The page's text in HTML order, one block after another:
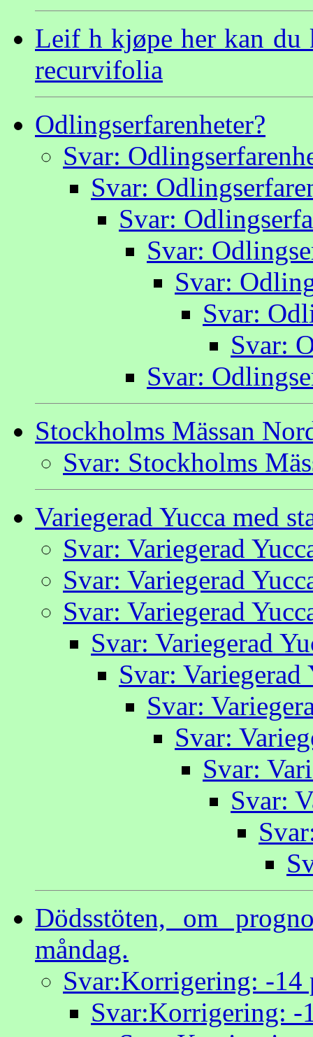
Leif h kjøpe her kan du
recurvifolia
Odlingserfarenheter?
Svar:
Svar:
Svar:
Svar:
Svar:
Svar:
Svar:
Svar:
Stockholms Mässan
Svar: Stockholms
Variegerad Yucca med
Svar: Variegerad
Svar: Variegerad
Svar: Variegerad
Svar: Variegerad
Svar: Variegerad
Svar:
Svar:
Svar:
Svar:
Dödsstöten, om
måndag.
Svar:Korrigering: -14
Svar:Korrigering: -